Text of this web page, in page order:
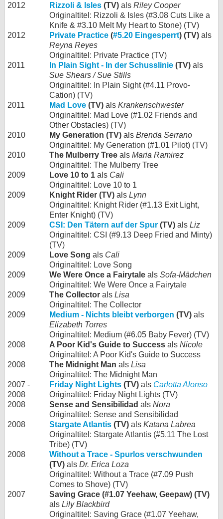
2012 Rizzoli & Isles (TV) als Riley Cooper
Originaltitel: Rizzoli & Isles (#3.08 Cuts Like a
Knife & #3.10 Melt My Heart to Stone) (TV)
2012
Private Practice (#5.20 Eingesperrt) (TV) als
Reyna Reyes
Originaltitel: Private Practice (TV)
2011
In Plain Sight - In der Schusslinie (TV) als
Sue Shears / Sue Stills
Originaltitel: In Plain Sight (#4.11 Provo-
Cation) (TV)
2011
Mad Love (TV) als Krankenschwester
Originaltitel: Mad Love (#1.02 Friends and
Other Obstacles) (TV)
2010
My Generation (TV) als Brenda Serrano
Originaltitel: My Generation (#1.01 Pilot) (TV)
2010
The Mulberry Tree als Maria Ramirez
Originaltitel: The Mulberry Tree
2009
Love 10 to 1 als Cali
Originaltitel: Love 10 to 1
2009
Knight Rider (TV) als Lynn
Originaltitel: Knight Rider (#1.13 Exit Light,
Enter Knight) (TV)
2009
CSI: Den Tätern auf der Spur (TV) als Liz
Originaltitel: CSI (#9.13 Deep Fried and Minty)
(TV)
2009
Love Song als Cali
Originaltitel: Love Song
2009
We Were Once a Fairytale als Sofa-Mädchen
Originaltitel: We Were Once a Fairytale
2009
The Collector als Lisa
Originaltitel: The Collector
2009
Medium - Nichts bleibt verborgen (TV) als
Elizabeth Torres
Originaltitel: Medium (#6.05 Baby Fever) (TV)
2008
A Poor Kid's Guide to Success als Nicole
Originaltitel: A Poor Kid's Guide to Success
2008
The Midnight Man als Lisa
Originaltitel: The Midnight Man
2007 -
2008
Friday Night Lights (TV) als Carlotta Alonso
Originaltitel: Friday Night Lights (TV)
2008
Sense and Sensibilidad als Nora
Originaltitel: Sense and Sensibilidad
2008
Stargate Atlantis (TV) als Katana Labrea
Originaltitel: Stargate Atlantis (#5.11 The Lost
Tribe) (TV)
2008
Without a Trace - Spurlos verschwunden
(TV) als Dr. Erica Loza
Originaltitel: Without a Trace (#7.09 Push
Comes to Shove) (TV)
2007
Saving Grace (#1.07 Yeehaw, Geepaw) (TV)
als Lily Blackbird
Originaltitel: Saving Grace (#1.07 Yeehaw,